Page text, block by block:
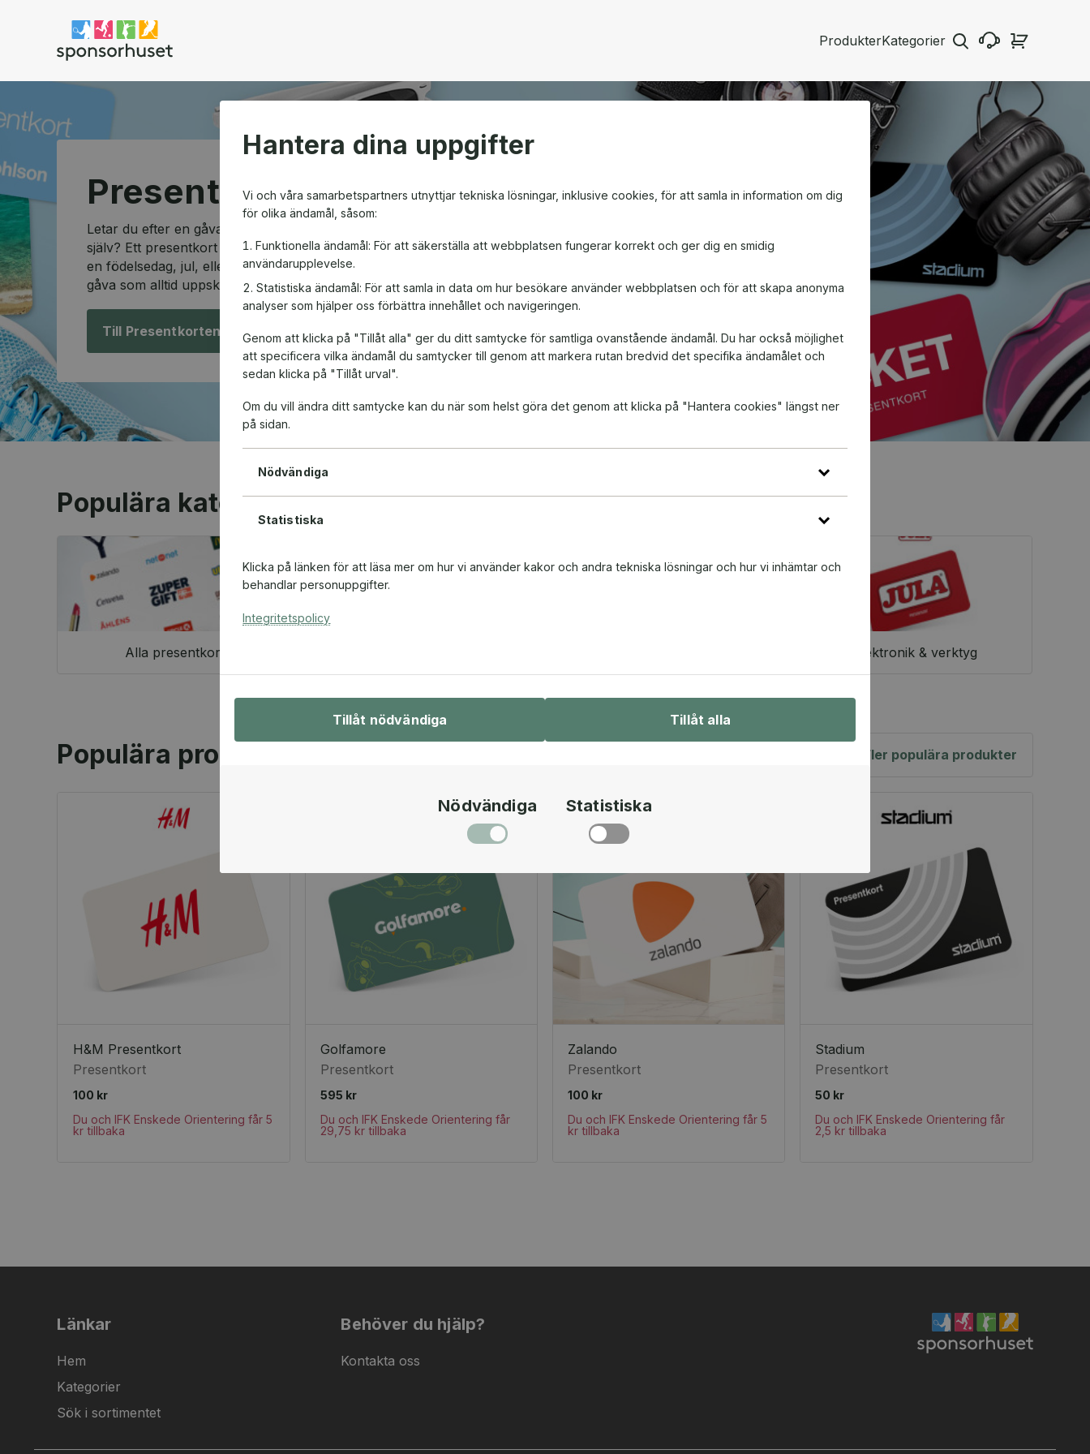
Hantera dina uppgifter
Vi och våra samarbetspartners utnyttjar tekniska lösningar, inklusive cookies, för att samla in information om dig
för olika ändamål, såsom:
Funktionella ändamål: För att säkerställa att webbplatsen fungerar korrekt och ger dig en smidig
användarupplevelse.
Statistiska ändamål: För att samla in data om hur besökare använder webbplatsen och för att skapa anonyma
analyser som hjälper oss förbättra innehållet och navigeringen.
Genom att klicka på "Tillåt alla" ger du ditt samtycke för samtliga ovanstående ändamål. Du har också möjlighet
att specificera vilka ändamål du samtycker till genom att markera rutan bredvid det specifika ändamålet och
sedan klicka på "Tillåt urval".
Om du vill ändra ditt samtycke kan du när som helst göra det genom att klicka på "Hantera cookies" längst ner
på sidan.
Nödvändiga
Statistiska
Klicka på länken för att läsa mer om hur vi använder kakor och andra tekniska lösningar och hur vi inhämtar och
behandlar personuppgifter.
Integritetspolicy
Tillåt nödvändiga Tillåt alla
Nödvändiga Statistiska
ProdukterKategorier
Sponsorhuset shop
Presentkortsshopen
Letar du efter en gåva som passar alla och som ger friheten att välja
själv? Ett presentkort är den perfekta lösningen! Oavsett om det är till
en födelsedag, jul, eller en speciell anledning, är ett presentkort en
gåva som alltid uppskattas.
Till Presentkorten!
Populära kategorier
Alla presentkort Elektronik & verktyg
Populära produkter Fler populära produkter
H&M Presentkort
Presentkort
100 kr
Du och IFK Enskede Orientering får 5
kr tillbaka
Golfamore
Presentkort
595 kr
Du och IFK Enskede Orientering får
29,75 kr tillbaka
Zalando
Presentkort
100 kr
Du och IFK Enskede Orientering får 5
kr tillbaka
Stadium
Presentkort
50 kr
Du och IFK Enskede Orientering får
2,5 kr tillbaka
Länkar
Hem
Kategorier
Sök i sortimentet
Behöver du hjälp?
Kontakta oss